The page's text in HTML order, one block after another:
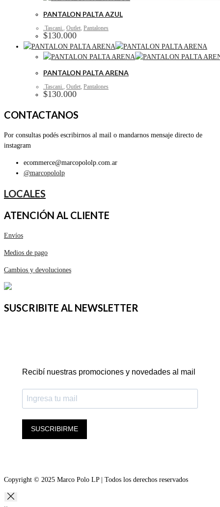
PANTALON PALTA AZUL
.Tascani. Outlet Pantalones
$130.000
PANTALON PALTA ARENA
.Tascani. Outlet Pantalones
$130.000
CONTACTANOS
Por consultas podés escribirnos al mail o mandarnos mensaje directo de
instagram
ecommerce@marcopololp.com.ar
@marcopololp
LOCALES
ATENCIÓN AL CLIENTE
Envíos
Medios de pago
Cambios y devoluciones
SUSCRIBITE AL NEWSLETTER
Recibí nuestras promociones y novedades al mail
SUSCRIBIRME
Copyright © 2025 Marco Polo LP | Todos los derechos reservados